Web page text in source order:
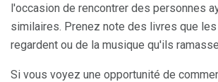
l'occasion de rencontrer des personnes
similaires. Prenez note des livres que
regardent ou de la musique qu'ils
Si vous voyez une opportunité de